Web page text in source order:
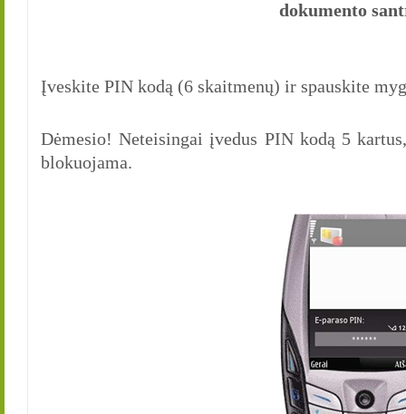
dokumento
Įveskite PIN kodą (6 skaitmenų) ir spauskite
Dėmesio! Neteisingai įvedus PIN kodą 5
blokuojama.